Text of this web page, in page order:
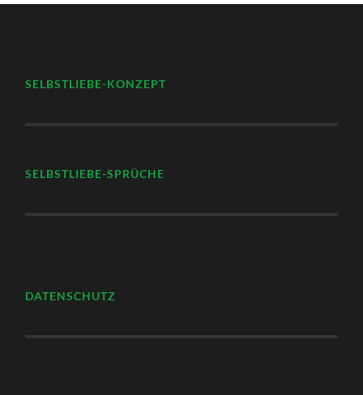
SELBSTLIEBE-KONZEPT
SELBSTLIEBE-SPRÜCHE
DATENSCHUTZ